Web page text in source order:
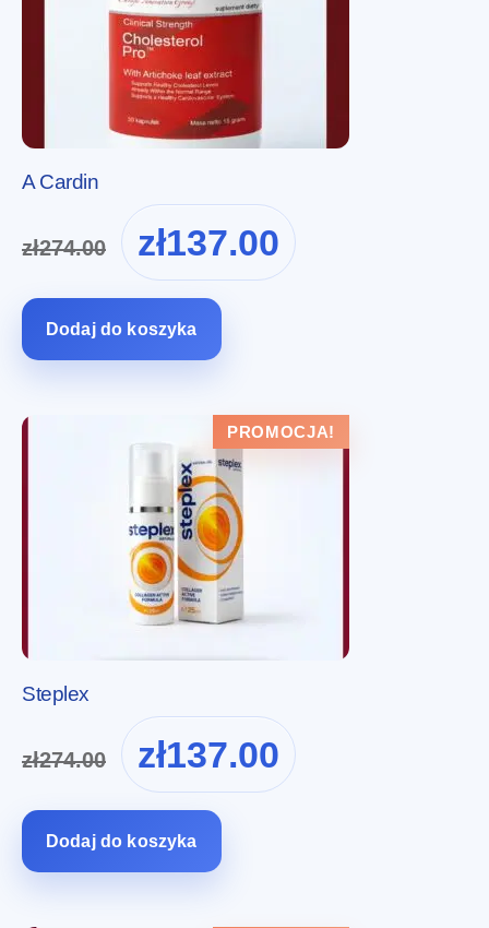
A Cardin
zł274.00
Pierwotna
cena
wynosiła:
zł137.00
cena
Dodaj do koszyka
PROMOCJA!
Steplex
zł274.00
Pierwotna
cena
wynosiła:
zł137.00
cena
Dodaj do koszyka